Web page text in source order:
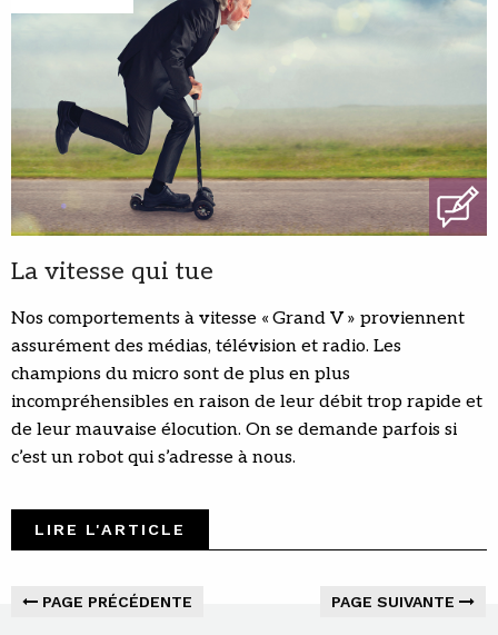
La vitesse qui tue
Nos comportements à vitesse « Grand V » proviennent
assurément des médias, télévision et radio. Les
champions du micro sont de plus en plus
incompréhensibles en raison de leur débit trop rapide et
de leur mauvaise élocution. On se demande parfois si
c’est un robot qui s’adresse à nous.
LIRE L'ARTICLE
PAGE PRÉCÉDENTE PAGE SUIVANTE